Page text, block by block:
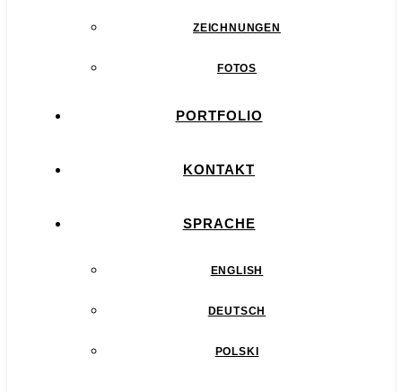
ZEICHNUNGEN
FOTOS
PORTFOLIO
KONTAKT
SPRACHE
ENGLISH
DEUTSCH
POLSKI